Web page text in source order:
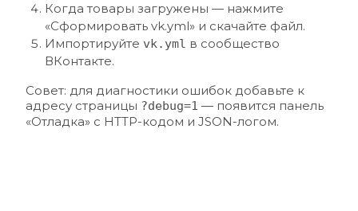
Когда товары загружены — нажмите
«Сформировать vk.yml» и скачайте файл.
Импортируйте vk.yml в сообщество
ВКонтакте.
Совет: для диагностики ошибок добавьте к
адресу страницы ?debug=1 — появится панель
«Отладка» с HTTP-кодом и JSON-логом.